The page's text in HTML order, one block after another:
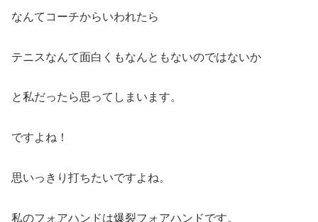
なんてコーチからいわれたら
テニスなんて面白くもなんともないのではないか
と私だったら思ってしまいます。
ですよね！
思いっきり打ちたいですよね。
私のフォアハンドは爆裂フォアハンドです。